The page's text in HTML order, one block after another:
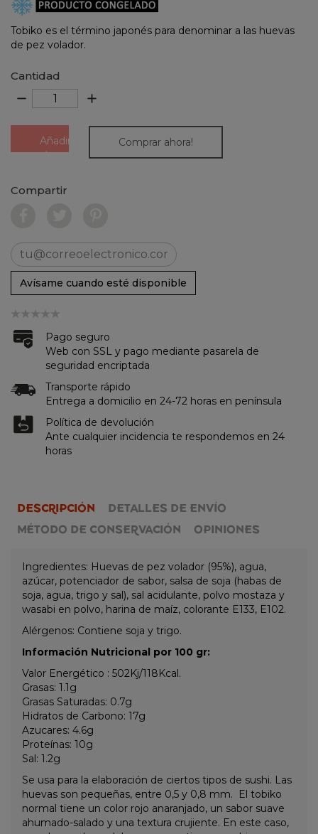
Tobiko es el término japonés para denominar a las huevas
de pez volador.
Cantidad
remove add
Añadir
al
Comprar ahora!
Compartir
Avísame cuando esté disponible
Pago seguro
Web con SSL y pago mediante pasarela de
seguridad encriptada
Transporte rápido
Entrega a domicilio en 24-72 horas en península
Política de devolución
Ante cualquier incidencia te respondemos en 24
horas
DESCRIPCIÓN
DETALLES DE ENVÍO
MÉTODO DE CONSERVACIÓN
OPINIONES
Ingredientes: Huevas de pez volador (95%), agua,
azúcar, potenciador de sabor, salsa de soja (habas de
soja, agua, trigo y sal), sal acidulante, polvo mostaza y
wasabi en polvo, harina de maíz, colorante E133, E102.
Alérgenos: Contiene soja y trigo.
Información Nutricional por 100 gr:
Valor Energético : 502Kj/118Kcal.
Grasas: 1.1g
Grasas Saturadas: 0.7g
Hidratos de Carbono: 17g
Azucares: 4.6g
Proteínas: 10g
Sal: 1.2g
Se usa para la elaboración de ciertos tipos de sushi. Las
huevas son pequeñas, entre 0,5 y 0,8 mm.
El tobiko
normal tiene un color rojo anaranjado, un sabor suave
ahumado-salado y una textura crujiente. En este caso,